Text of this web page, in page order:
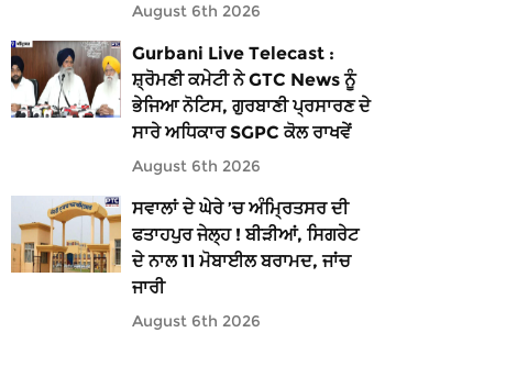
August 6th 2026
Gurbani Live Telecast :
ਸ਼੍ਰੋਮਣੀ ਕਮੇਟੀ ਨੇ GTC News ਨੂੰ
ਭੇਜਿਆ ਨੋਟਿਸ, ਗੁਰਬਾਣੀ ਪ੍ਰਸਾਰਣ ਦੇ
ਸਾਰੇ ਅਧਿਕਾਰ SGPC ਕੋਲ ਰਾਖਵੇਂ
August 6th 2026
ਸਵਾਲਾਂ ਦੇ ਘੇਰੇ ’ਚ ਅੰਮ੍ਰਿਤਸਰ ਦੀ
ਫਤਾਹਪੁਰ ਜੇਲ੍ਹ ! ਬੀੜੀਆਂ, ਸਿਗਰੇਟ
ਦੇ ਨਾਲ 11 ਮੋਬਾਈਲ ਬਰਾਮਦ, ਜਾਂਚ
ਜਾਰੀ
August 6th 2026